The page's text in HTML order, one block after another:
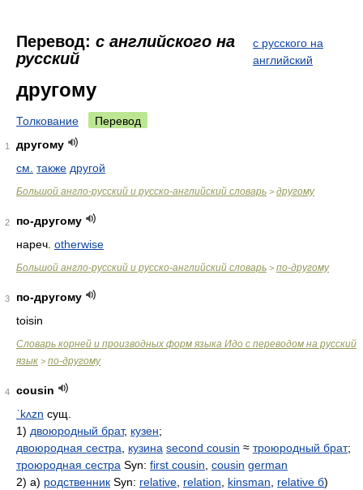
Перевод: с английского на
русский
с русского на
английский
другому
Толкование Перевод
1
другому
см. также другой
Большой англо-русский и русско-английский словарь > другому
2
по-другому
нареч. otherwise
Большой англо-русский и русско-английский словарь > по-другому
3
по-другому
toisin
Словарь корней и производных форм языка Идо с переводом на русский
язык > по-другому
4
cousin
ˈkʌzn сущ.
1) двоюродный брат, кузен;
двоюродная сестра
кузина second cousin ≈ троюродный брат;
троюродная сестра Syn: first cousin cousin german
2) а) родственник Syn: relative relation kinsman relative б)